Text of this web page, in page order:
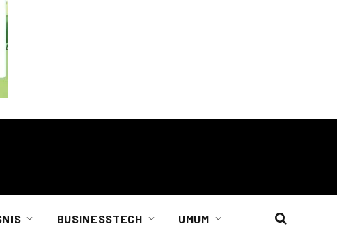
BUSINESSTECH UMUM